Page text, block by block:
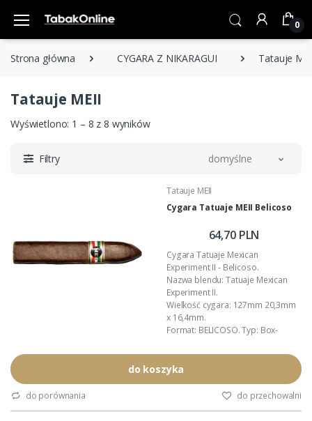
0
Strona główna CYGARA Z NIKARAGUI Tatauje
Tatauje MEII
Wyświetlono: 1 – 8 z 8 wyników
Filtry domyślne
Tatauje MEII
Cygara Tatuaje MEII Belicoso
64,70 PLN
Cygara Tatuaje Mexican
Experiment II - Belicoso.
Nazwa blendu: Tatuaje Mexican
Experiment II.
Wielkość cygara: 127mm 20,3mm
x 16,4mm.
Format: BELICOSO. Typ: Box-
Liść okrywowy (wrapper): Meksyk -
San Andrés.
Wkładka (filler): Nikaragua.
do koszyka
do porównania do przechowalni